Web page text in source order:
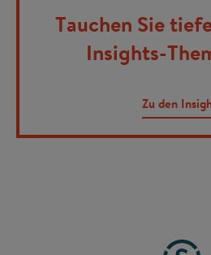
Tauchen Sie
Insights-
Zu den